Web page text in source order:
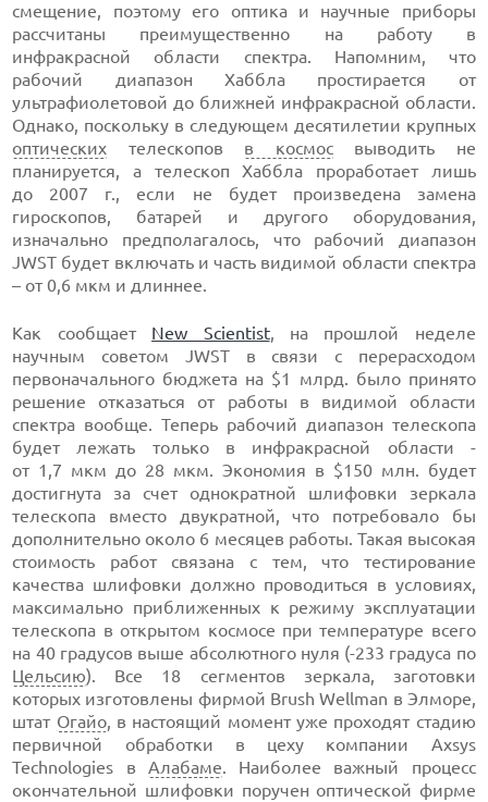
смещение, поэтому его оптика и научные приборы
рассчитаны преимущественно на работу в
инфракрасной области спектра. Напомним, что
рабочий диапазон Хаббла простирается от
ультрафиолетовой до ближней инфракрасной области.
Однако, поскольку в следующем десятилетии крупных
оптических телескопов в космосвыводить не
планируется, а телескоп Хаббла проработает лишь
до 2007 г., если не будет произведена замена
гироскопов, батарей и другого оборудования,
изначально предполагалось, что рабочий диапазон
JWST будет включать и часть видимой области спектра
– от 0,6 мкм и длиннее.
Как сообщает New Scientist, на прошлой неделе
научным советом JWST в связи с перерасходом
первоначального бюджета на $1 млрд. было принято
решение отказаться от работы в видимой области
спектра вообще. Теперь рабочий диапазон телескопа
будет лежать только в инфракрасной области -
от 1,7 мкм до 28 мкм. Экономия в $150 млн. будет
достигнута за счет однократной шлифовки зеркала
телескопа вместо двукратной, что потребовало бы
дополнительно около 6 месяцев работы. Такая высокая
стоимость работ связана с тем, что тестирование
качества шлифовки должно проводиться в условиях,
максимально приближенных к режиму эксплуатации
телескопа в открытом космосе при температуре всего
на 40 градусов выше абсолютного нуля (-233 градуса по
Цельсию). Все 18 сегментов зеркала, заготовки
которых изготовлены фирмой Brush Wellman в Элморе,
штат Огайо, в настоящий момент уже проходят стадию
первичной обработки в цеху компании Axsys
Technologies в Алабаме. Наиболее важный процесс
окончательной шлифовки поручен оптической фирме